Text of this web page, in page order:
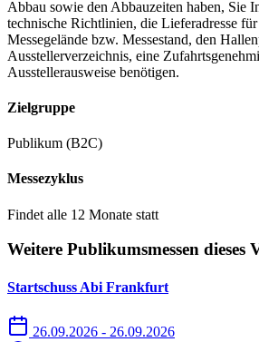
Abbau sowie den Abbauzeiten haben, Sie
technische Richtlinien, die Lieferadresse
Messegelände bzw. Messestand, den
Ausstellerverzeichnis, eine
Ausstellerausweise benötigen.
Zielgruppe
Publikum (B2C)
Messezyklus
Findet alle 12 Monate statt
Weitere Publikumsmessen dieses
Startschuss Abi Frankfurt
26.09.2026 - 26.09.2026